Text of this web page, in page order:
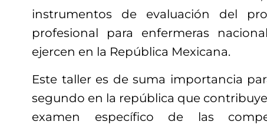
instrumentos de evaluación del
profesional para enfermeras
ejercen en la República Mexicana.
Este taller es de suma importancia
segundo en la república que
examen específico de las